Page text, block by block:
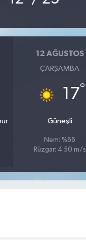
12 AĞUSTOS
ÇARŞAMBA
17°
Güneşli
Nem: %66
Rüzgar: 4.50 m/s